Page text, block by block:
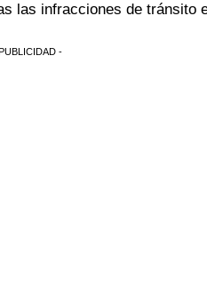
las infracciones de tránsito
-